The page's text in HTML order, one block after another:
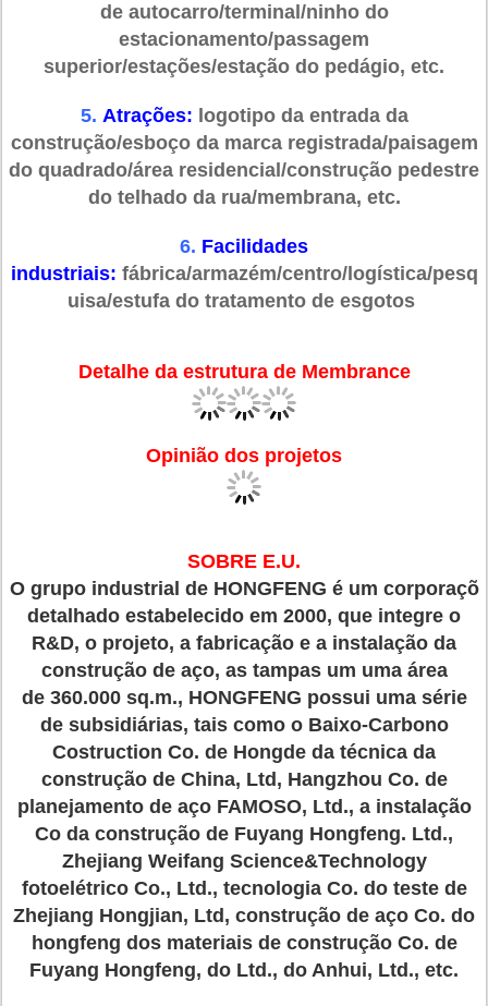
de autocarro/terminal/ninho do
estacionamento/passagem
superior/estações/estação do pedágio, etc.
5. Atrações: logotipo da entrada da
construção/esboço da marca registrada/paisagem
do quadrado/área residencial/construção pedestre
do telhado da rua/membrana, etc.
6. Facilidades
industriais: fábrica/armazém/centro/logística/pesq
uisa/estufa do tratamento de esgotos
Detalhe da estrutura de Membrance
Opinião dos projetos
SOBRE E.U.
O grupo industrial de HONGFENG é um corporaçõ
detalhado estabelecido em 2000, que integre o
R&D, o projeto, a fabricação e a instalação da
construção de aço, as tampas um uma área
de 360.000 sq.m., HONGFENG possui uma série
de subsidiárias, tais como o Baixo-Carbono
Costruction Co. de Hongde da técnica da
construção de China, Ltd, Hangzhou Co. de
planejamento de aço FAMOSO, Ltd., a instalação
Co da construção de Fuyang Hongfeng. Ltd.,
Zhejiang Weifang Science&Technology
fotoelétrico Co., Ltd., tecnologia Co. do teste de
Zhejiang Hongjian, Ltd, construção de aço Co. do
hongfeng dos materiais de construção Co. de
Fuyang Hongfeng, do Ltd., do Anhui, Ltd., etc.